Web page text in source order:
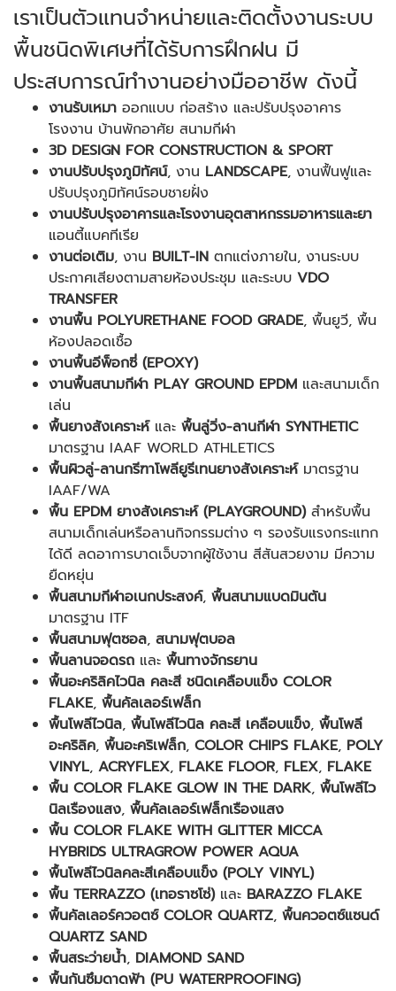
เราเป็นตัวแทนจำหน่ายและติดตั้งงานระบบ
พื้นชนิดพิเศษที่ได้รับการฝึกฝน มี
ประสบการณ์ทำงานอย่างมืออาชีพ ดังนี้
งานรับเหมา ออกแบบ ก่อสร้าง และปรับปรุงอาคาร
โรงงาน บ้านพักอาศัย สนามกีฬา
3D DESIGN FOR CONSTRUCTION & SPORT
งานปรับปรุงภูมิทัศน์, งาน LANDSCAPE, งานฟื้นฟูและ
ปรับปรุงภูมิทัศน์รอบชายฝั่ง
งานปรับปรุงอาคารและโรงงานอุตสาหกรรมอาหารและยา
แอนตี้แบคทีเรีย
งานต่อเติม, งาน BUILT-IN ตกแต่งภายใน, งานระบบ
ประกาศเสียงตามสายห้องประชุม และระบบ VDO
TRANSFER
งานพื้น POLYURETHANE FOOD GRADE, พื้นยูวี, พื้น
ห้องปลอดเชื้อ
งานพื้นอีพ็อกซี่ (EPOXY)
งานพื้นสนามกีฬา PLAY GROUND EPDM และสนามเด็ก
เล่น
พื้นยางสังเคราะห์และ พื้นลู่วิ่ง-ลานกีฬา SYNTHETIC
มาตรฐาน IAAF WORLD ATHLETICS
พื้นผิวลู่-ลานกรีฑาโพลียูรีเทนยางสังเคราะห์มาตรฐาน
IAAF/WA
พื้น EPDM ยางสังเคราะห์ (PLAYGROUND)สำหรับพื้น
สนามเด็กเล่นหรือลานกิจกรรมต่าง ๆ รองรับแรงกระแทก
ได้ดี ลดอาการบาดเจ็บจากผู้ใช้งาน สีสันสวยงาม มีความ
ยืดหยุ่น
พื้นสนามกีฬาอเนกประสงค์, พื้นสนามแบดมินตัน
มาตรฐาน ITF
พื้นสนามฟุตซอล, สนามฟุตบอล
พื้นลานจอดรถ และ พื้นทางจักรยาน
พื้นอะคริลิคไวนิล คละสี ชนิดเคลือบแข็ง COLOR
FLAKE, พื้นคัลเลอร์เฟล็ก
พื้นโพลีไวนิล, พื้นโพลีไวนิล คละสี เคลือบแข็ง, พื้นโพลี
อะคริลิค, พื้นอะคริเฟล็ก, COLOR CHIPS FLAKE, POLY
VINYL, ACRYFLEX, FLAKE FLOOR, FLEX, FLAKE
พื้น COLOR FLAKE GLOW IN THE DARK, พื้นโพลีไว
นิลเรืองแสง, พื้นคัลเลอร์เฟล็กเรืองแสง
พื้น COLOR FLAKE WITH GLITTER MICCA
HYBRIDS ULTRAGROW POWER AQUA
พื้นโพลีไวนิลคละสีเคลือบแข็ง (POLY VINYL)
พื้น TERRAZZO (เทอราซโซ่)และ BARAZZO FLAKE
พื้นคัลเลอร์ควอตซ์ COLOR QUARTZ, พื้นควอตซ์แซนด์
QUARTZ SAND
พื้นสระว่ายน้ำ, DIAMOND SAND
พื้นกันซึมดาดฟ้า (PU WATERPROOFING)